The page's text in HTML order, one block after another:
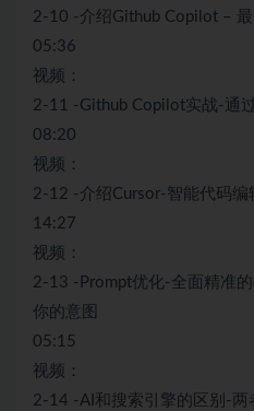
2-10 -介绍Github Copilot –
05:36
视频：
2-11 -Github Copilot实战-通
08:20
视频：
2-12 -介绍Cursor-智能代码编
14:27
视频：
2-13 -Prompt优化-全面精准
你的意图
05:15
视频：
2-14 -AI和搜索引擎的区别-两